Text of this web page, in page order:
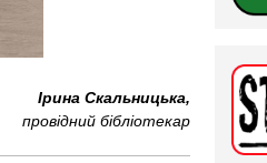
Ірина Скальницька,
провідний бібліотекар